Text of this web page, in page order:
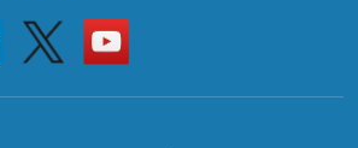
Twitter
Go
to
HKU